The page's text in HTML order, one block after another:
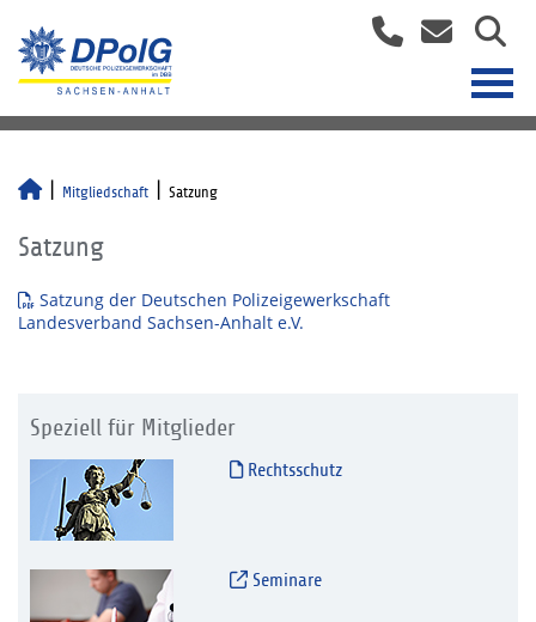
Mitgliedschaft Satzung
Satzung
Satzung der Deutschen Polizeigewerkschaft
Landesverband Sachsen-Anhalt e.V.
Speziell für Mitglieder
Rechtsschutz
Seminare